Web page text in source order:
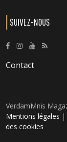
SUIVEZ-NOUS
Contact
VerdamMnis
Mentions légales |
des cookies